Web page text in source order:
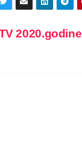
2020.godine